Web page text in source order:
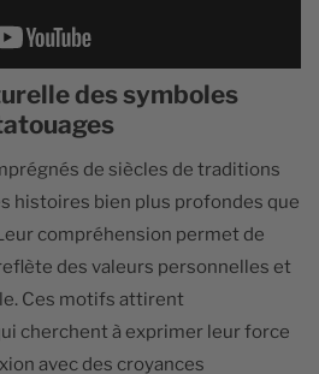
des symboles
de siècles de traditions
histoires bien plus profondes que
compréhension permet de
des valeurs personnelles et
Ces motifs attirent
cherchent à exprimer leur force
avec des croyances